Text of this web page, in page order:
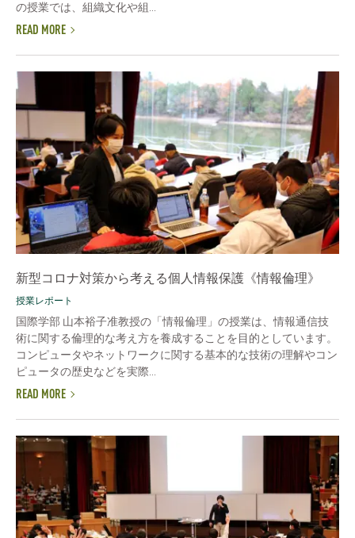
の授業では、組織文化や組...
READ MORE
新型コロナ対策から考える個人情報保護《情報倫理》
授業レポート
国際学部 山本裕子准教授の「情報倫理」の授業は、情報通信技
術に関する倫理的な考え方を養成することを目的としています。
コンピュータやネットワークに関する基本的な技術の理解やコン
ピュータの歴史などを実際...
READ MORE